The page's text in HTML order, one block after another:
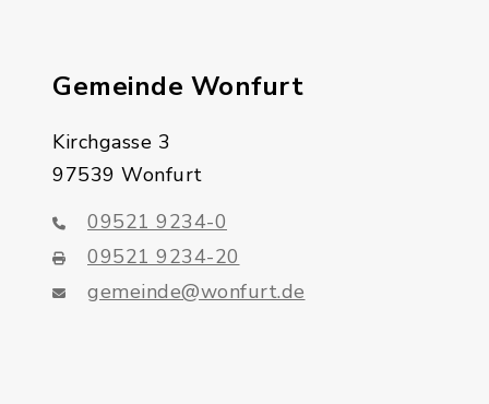
Gemeinde Wonfurt
Kirchgasse 3
97539 Wonfurt
09521 9234-0
09521 9234-20
gemeinde@wonfurt.de